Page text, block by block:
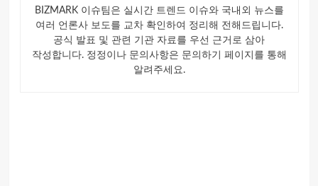
BIZMARK 이슈팀은 실시간 트렌드 이슈와 국내외 뉴스를
여러 언론사 보도를 교차 확인하여 정리해 전해드립니다.
공식 발표 및 관련 기관 자료를 우선 근거로 삼아
작성합니다. 정정이나 문의사항은 문의하기 페이지를 통해
알려주세요.